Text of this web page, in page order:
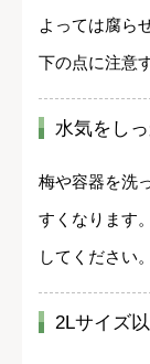
よっては腐ら
下の点に注意
水気をし
梅や容器を洗
すくなります
してください。
2Lサイズ